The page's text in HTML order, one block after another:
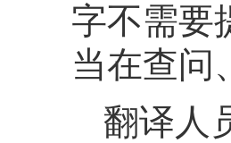
字不需要
当在查问
翻译人